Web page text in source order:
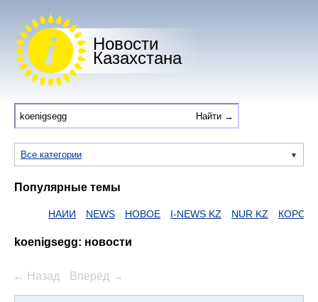
Новости
Казахстана
Все категории
Популярные темы
НАИИ NEWS НОВОЕ I-NEWS KZ NUR KZ
koenigsegg: новости
← Назад Вперёд →